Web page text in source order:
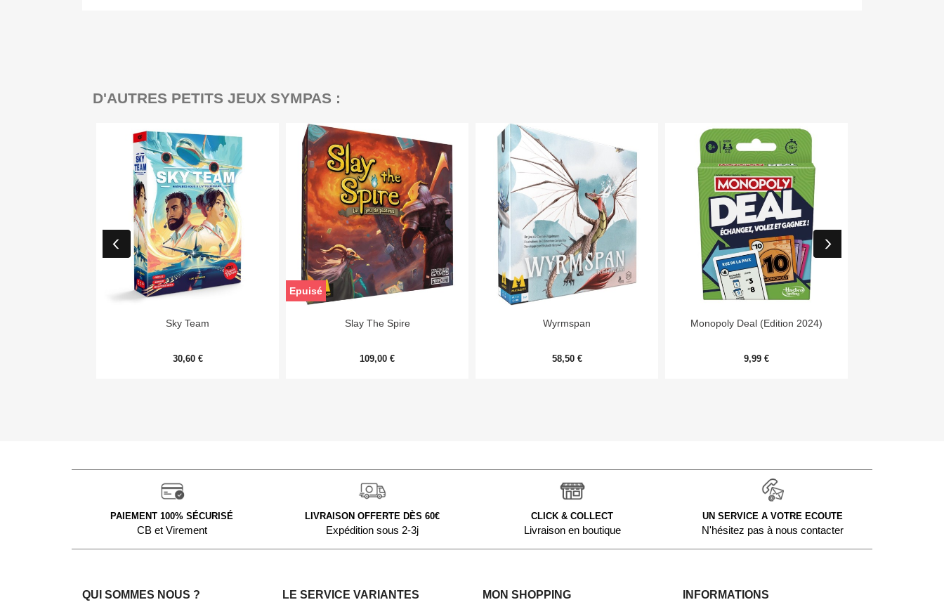
D'AUTRES PETITS JEUX SYMPAS :
Aperçu rapide
Sky Team
30,60 €
Aperçu rapide
Slay The Spire
109,00 €
Epuisé
Aperçu rapide
Wyrmspan
58,50 €
Aperçu rapide
Monopoly Deal (Edition 2024)
9,99 €
PAIEMENT 100% SÉCURISÉ
CB et Virement
LIVRAISON OFFERTE DÈS 60€
Expédition sous 2-3j
CLICK & COLLECT
Livraison en boutique
UN SERVICE A VOTRE ECOUTE
N'hésitez pas à nous contacter
QUI SOMMES NOUS ? LE SERVICE VARIANTES MON SHOPPING INFORMATIONS